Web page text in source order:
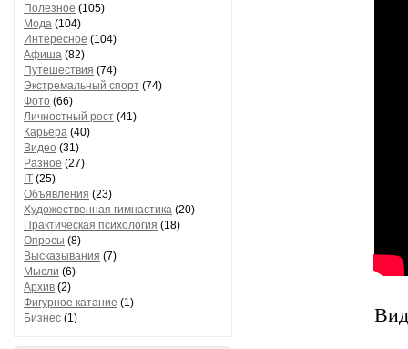
Полезное (105)
Мода (104)
Интересное (104)
Афиша (82)
Путешествия (74)
Экстремальный спорт (74)
Фото (66)
Личностный рост (41)
Карьера (40)
Видео (31)
Разное (27)
IT (25)
Объявления (23)
Художественная гимнастика (20)
Практическая психология (18)
Опросы (8)
Высказывания (7)
Мысли (6)
Архив (2)
Фигурное катание (1)
Бизнес (1)